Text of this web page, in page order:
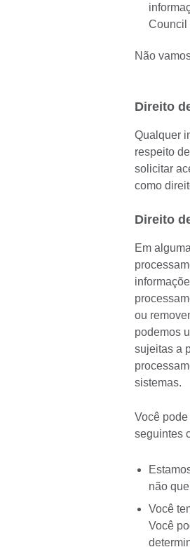
Council
Não
Direito
Qualquer
respeito
solicitar
como
Direito
Em
ou
podemos
sujeitas a
sistemas.
Você
seguintes
não
Você
Você